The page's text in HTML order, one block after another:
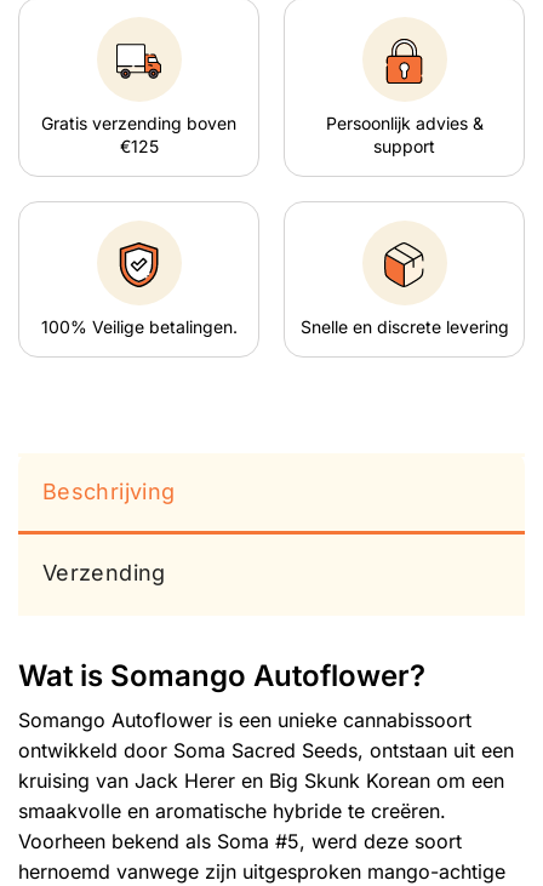
Gratis verzending boven
€125
Persoonlijk advies &
support
100% Veilige betalingen. Snelle en discrete levering
Beschrijving
Verzending
Wat is Somango Autoflower?
Somango Autoflower is een unieke cannabissoort
ontwikkeld door Soma Sacred Seeds, ontstaan uit een
kruising van Jack Herer en Big Skunk Korean om een
smaakvolle en aromatische hybride te creëren.
Voorheen bekend als Soma #5, werd deze soort
hernoemd vanwege zijn uitgesproken mango-achtige